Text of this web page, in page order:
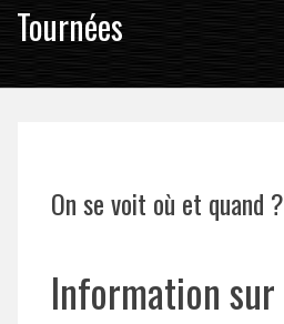
Tournées
On se voit où et quand ?
Information sur